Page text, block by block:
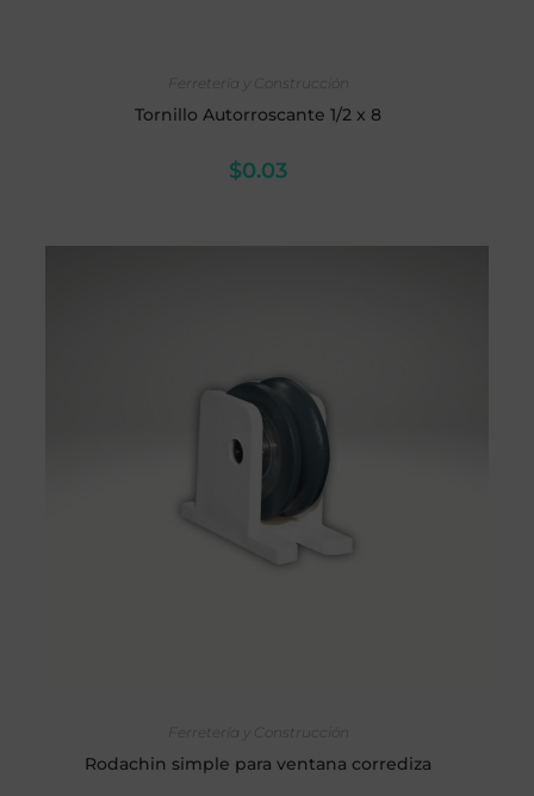
Ferretería y Construcción
Tornillo Autorroscante 1/2 x 8
$0.03
Ferretería y Construcción
Rodachin simple para ventana corrediza